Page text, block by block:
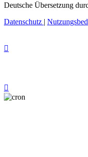
Deutsche Übersetzung
Datenschutz |